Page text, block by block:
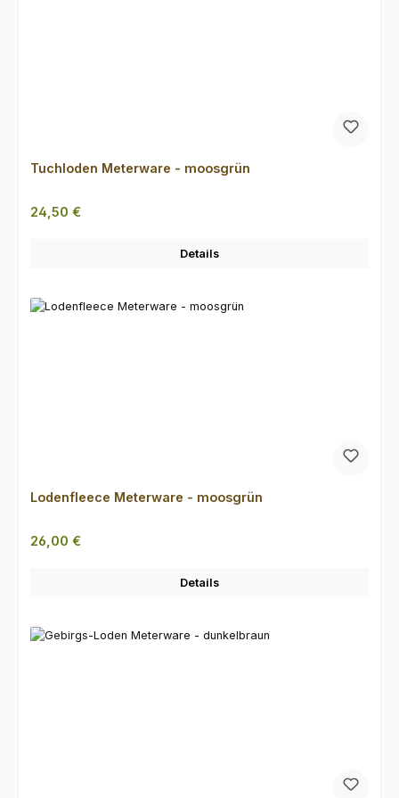
Tuchloden Meterware - moosgrün
Regulärer Preis:
24,50 €
Details
Lodenfleece Meterware - moosgrün
Regulärer Preis:
26,00 €
Details